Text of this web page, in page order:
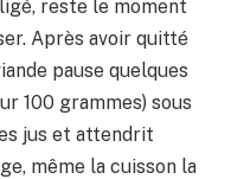
reste le moment
Après avoir quitté
pause quelques
100 grammes) sous
jus et attendrit
même la cuisson la